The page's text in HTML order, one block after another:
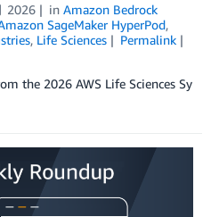
2026 in Amazon Bedrock
SageMaker HyperPod,
, Life Sciences
Permalink
the 2026 AWS Life Sciences Sy